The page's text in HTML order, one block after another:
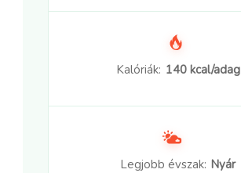
Kalóriák: 140 kcal/adag
Legjobb évszak: Nyár